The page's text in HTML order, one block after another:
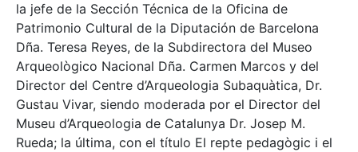
la jefe de la Sección Técnica de la Oficina de
Patrimonio Cultural de la Diputación de Barcelona
Dña. Teresa Reyes, de la Subdirectora del Museo
Arqueològico Nacional Dña. Carmen Marcos y del
Director del Centre d’Arqueologia Subaquàtica, Dr.
Gustau Vivar, siendo moderada por el Director del
Museu d’Arqueologia de Catalunya Dr. Josep M.
Rueda; la última, con el título El repte pedagògic i el